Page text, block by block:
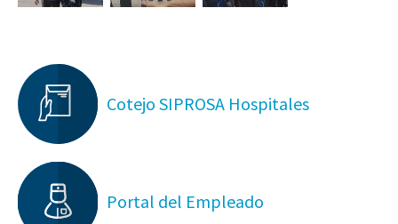
Cotejo SIPROSA Hospitales
Portal del Empleado